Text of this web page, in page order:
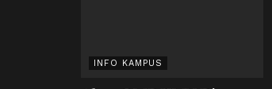
INFO KAMPUS